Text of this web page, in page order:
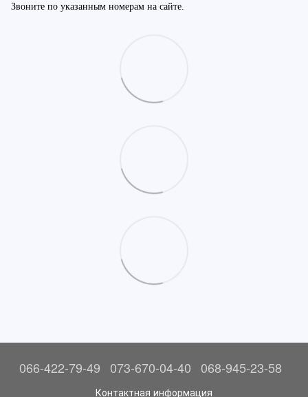
Звоните по указанным номерам на сайте.
066-422-79-49 073-670-04-40 068-945-23-58
Контактная информация